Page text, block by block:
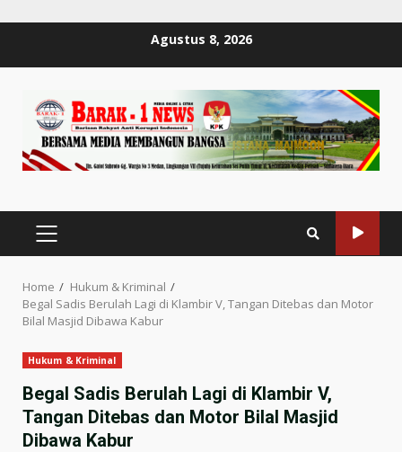
Agustus 8, 2026
PRIMARY
MENU
Home
Hukum & Kriminal
Begal Sadis Berulah Lagi di Klambir V, Tangan Ditebas dan Motor
Bilal Masjid Dibawa Kabur
Hukum & Kriminal
Begal Sadis Berulah Lagi di Klambir V,
Tangan Ditebas dan Motor Bilal Masjid
Dibawa Kabur